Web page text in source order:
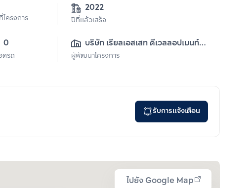
ครงการ
2022
ปีที่แล้วเสร็จ
0
ดรถ
บริษัท เรียลเอสเสท ดีเวลลอปเมนท์
จำกัด
ผู้พัฒนาโครงการ
รับการแจ้งเตือน
ไปยัง Google Map